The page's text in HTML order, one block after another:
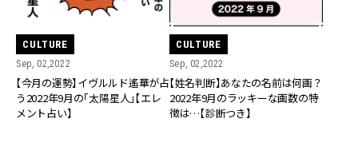
CULTURE
Sep, 02,2022
【今月の運勢】イヴルルド遙華が占
う2022年9月の「太陽星人」【エレ
メント占い】
CULTURE
Sep, 02,2022
【姓名判断】あなたの名前は何画？
2022年9月のラッキーな画数の特
徴は…【診断つき】